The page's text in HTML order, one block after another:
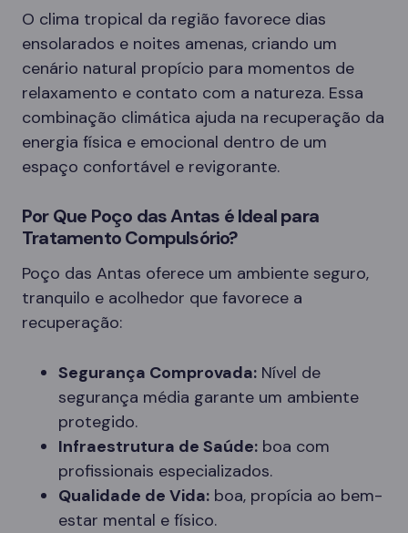
O clima tropical da região favorece dias
ensolarados e noites amenas, criando um
cenário natural propício para momentos de
relaxamento e contato com a natureza. Essa
combinação climática ajuda na recuperação da
energia física e emocional dentro de um
espaço confortável e revigorante.
Por Que Poço das Antas é Ideal para
Tratamento Compulsório?
Poço das Antas oferece um ambiente seguro,
tranquilo e acolhedor que favorece a
recuperação:
Segurança Comprovada: Nível de
segurança média garante um ambiente
protegido.
Infraestrutura de Saúde: boa com
profissionais especializados.
Qualidade de Vida: boa, propícia ao bem-
estar mental e físico.